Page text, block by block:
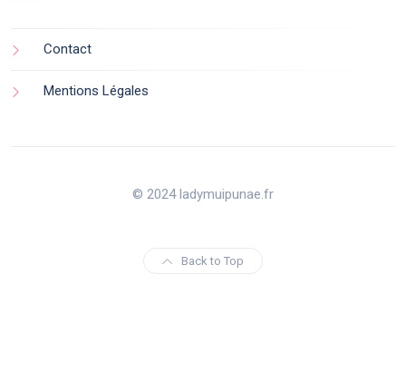
Contact
Mentions Légales
© 2024 ladymuipunae.fr
Back to Top